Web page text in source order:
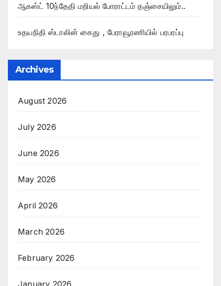
ஆகஸ்ட் 10ந்தேதி மறியல் போராட்டம் தஞ்சையிலும்..
உதயநிதி ஸ்டாலின் கைது , பேராவூரணியில் பரபரப்பு
Archives
August 2026
July 2026
June 2026
May 2026
April 2026
March 2026
February 2026
January 2026